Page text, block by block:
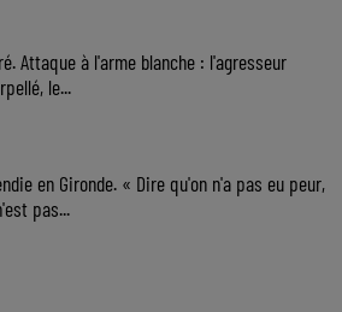
Attaque à l'arme blanche : l'agresseur
le...
en Gironde. « Dire qu'on n'a pas eu peur,
pas...